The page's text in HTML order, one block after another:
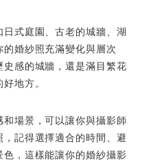
式庭園、古老的城牆、湖
婚紗照充滿變化與層次
感的城牆，還是滿目繁花
地方。
場景，可以讓你與攝影師
記得選擇適合的時間、避
，這樣能讓你的婚紗攝影